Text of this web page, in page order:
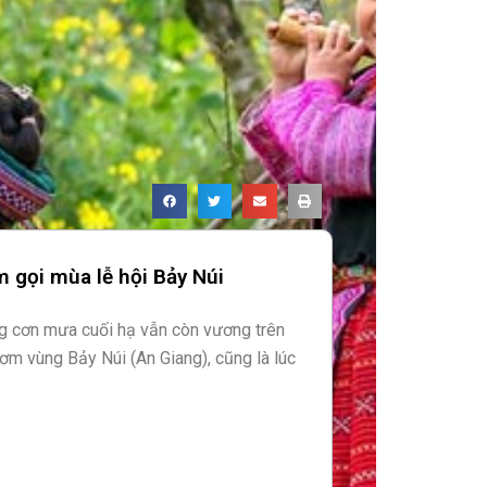
gọi mùa lễ hội Bảy Núi
cơn mưa cuối hạ vẫn còn vương trên
vùng Bảy Núi (An Giang), cũng là lúc